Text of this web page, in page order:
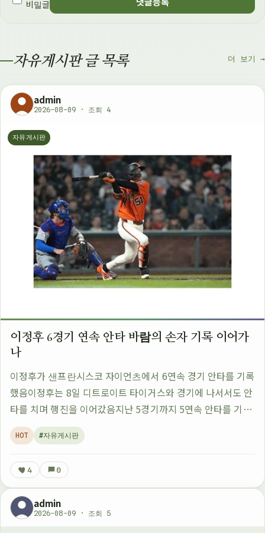
비밀글
자유게시판 글 목록 더 보기 →
admin
2026-08-09 · 조회 4
자유게시판
이정후 6경기 연속 안타 바람의 손자 기록 이어가
나
이정후가 샌프란시스코 자이언츠에서 6연속 경기 안타를 기록
했음이정후는 8일 디트로이트 타이거스와 경기에 나서서도 안
타를 치며 행진을 이어갔음지난 5경기까지 5연속 안타를 기록
했던 이정후가 이번에 6연속으로 늘렸다고 함이정후는 바람의
손자라는 별명을 가지고 있는데 그 이…
HOT #자유게시판
4 0
admin
2026-08-09 · 조회 5